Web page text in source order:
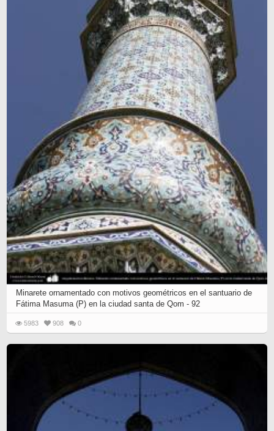
Minarete ornamentado con motivos geométricos en el santuario de
Fátima Masuma (P) en la ciudad santa de Qom - 92
5983 908 0